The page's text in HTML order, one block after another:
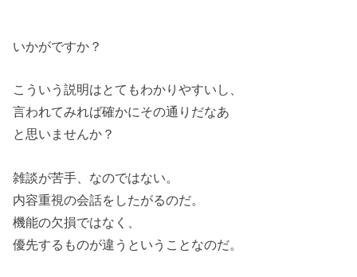
いかがですか？
こういう説明はとてもわかりやすいし、
言われてみれば確かにその通りだなあ
と思いませんか？
雑談が苦手、なのではない。
内容重視の会話をしたがるのだ。
機能の欠損ではなく、
優先するものが違うということなのだ。